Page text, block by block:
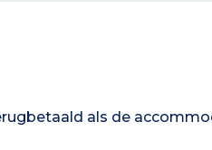
als de